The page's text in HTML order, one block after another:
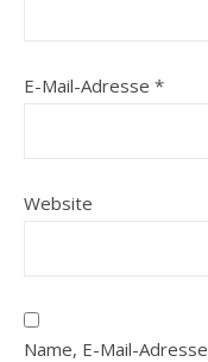
E-Mail-Adresse *
Website
Name, E-Mail-